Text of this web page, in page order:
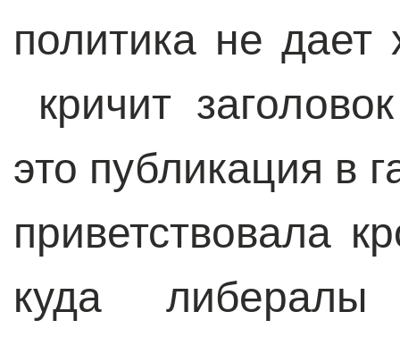
политика не дает
кричит
это публикация в
приветствовала
куда